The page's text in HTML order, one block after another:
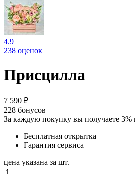
4.9
238 оценок
Присцилла
7 590 ₽
228 бонусов
За каждую покупку вы получаете 3%
Бесплатная открытка
Гарантия сервиса
цена указана за шт.